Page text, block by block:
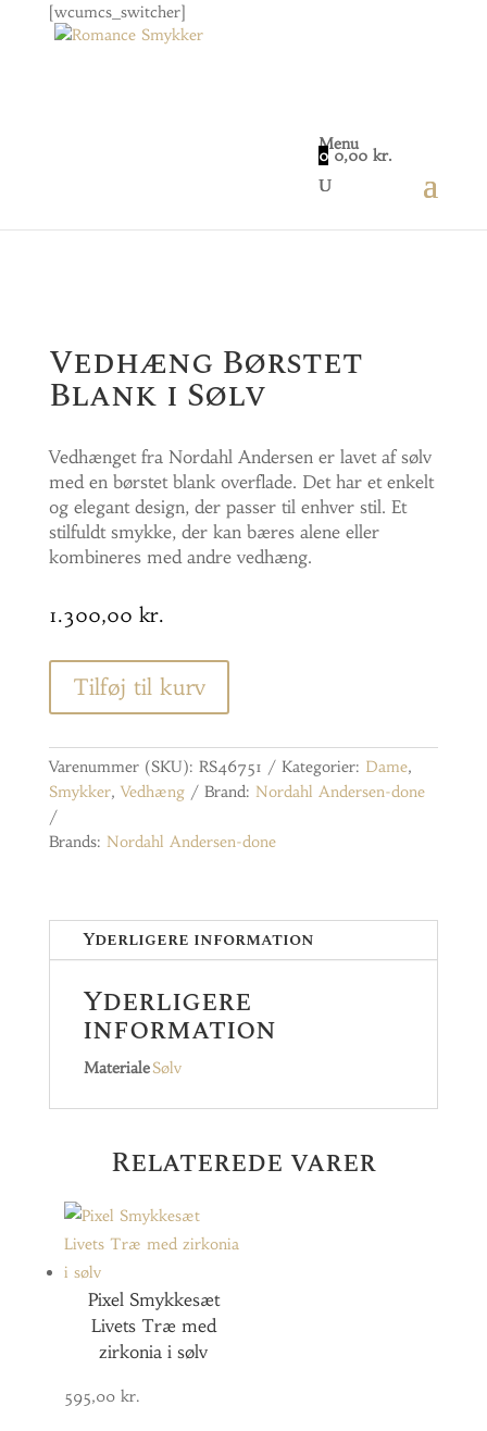
[wcumcs_switcher]
Menu
0 0,00kr.
/ Vedhæng Børstet
Vedhæng Børstet
Blank i Sølv
Vedhænget fra Nordahl Andersen er lavet af sølv
med en børstet blank overflade. Det har et enkelt
og elegant design, der passer til enhver stil. Et
stilfuldt smykke, der kan bæres alene eller
kombineres med andre vedhæng.
1.300,00 kr.
Tilføj til kurv
Varenummer (SKU): RS46751 Kategorier: Dame,
Smykker, Vedhæng Brand: Nordahl Andersen-done
Brands: Nordahl Andersen-done
Yderligere information
Yderligere
information
MaterialeSølv
Relaterede varer
Pixel Smykkesæt
Livets Træ med
zirkonia i sølv
595,00 kr.